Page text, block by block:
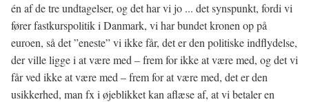
én af de tre undtagelser, og det har vi jo ... det synspunkt, fordi vi
fører fastkurspolitik i Danmark, vi har bundet kronen op på
euroen, så det ”eneste” vi ikke får, det er den politiske indflydelse,
der ville ligge i at være med – frem for ikke at være med, og det vi
får ved ikke at være med – frem for at være med, det er den
usikkerhed, man fx i øjeblikket kan aflæse af, at vi betaler en